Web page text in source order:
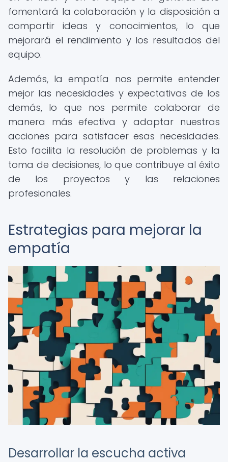
fomentará la colaboración y la disposición a
compartir ideas y conocimientos, lo que
mejorará el rendimiento y los resultados del
equipo.
Además, la empatía nos permite entender
mejor las necesidades y expectativas de los
demás, lo que nos permite colaborar de
manera más efectiva y adaptar nuestras
acciones para satisfacer esas necesidades.
Esto facilita la resolución de problemas y la
toma de decisiones, lo que contribuye al éxito
de los proyectos y las relaciones
profesionales.
Estrategias para mejorar la
empatía
Desarrollar la escucha activa